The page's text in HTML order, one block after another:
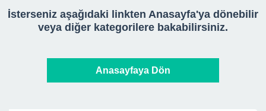
İsterseniz aşağıdaki linkten Anasayfa'ya dönebilir
veya diğer kategorilere bakabilirsiniz.
Anasayfaya Dön